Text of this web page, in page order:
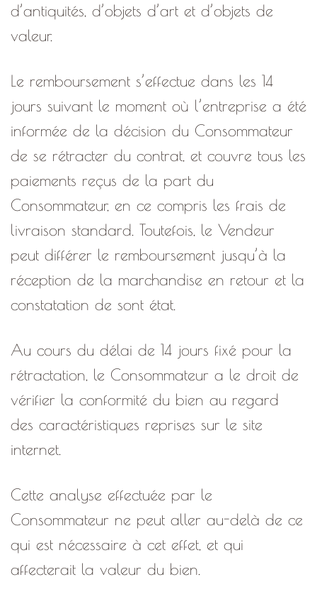
d’antiquités, d’objets d’art et d’objets de
valeur.
Le remboursement s’effectue dans les 14
jours suivant le moment où l’entreprise a été
informée de la décision du Consommateur
de se rétracter du contrat, et couvre tous les
paiements reçus de la part du
Consommateur, en ce compris les frais de
livraison standard. Toutefois, le Vendeur
peut différer le remboursement jusqu’à la
réception de la marchandise en retour et la
constatation de sont état.
Au cours du délai de 14 jours fixé pour la
rétractation, le Consommateur a le droit de
vérifier la conformité du bien au regard
des caractéristiques reprises sur le site
internet.
Cette analyse effectuée par le
Consommateur ne peut aller au-delà de ce
qui est nécessaire à cet effet, et qui
affecterait la valeur du bien.